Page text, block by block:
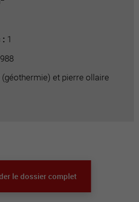
: 1
(géothermie) et pierre ollaire
le dossier complet